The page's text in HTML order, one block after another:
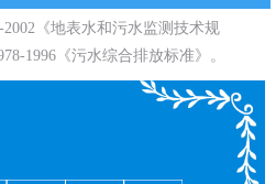
《地表水和污水监测技术规
1996《污水综合排放标准》。